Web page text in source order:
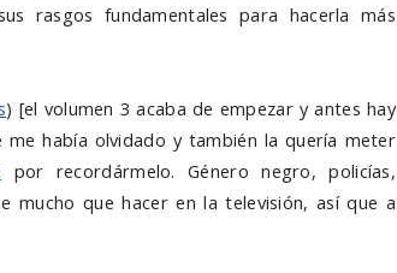
rasgos fundamentales para hacerla más
) [el volumen 3 acaba de empezar y antes hay
me había olvidado y también la quería meter
por recordármelo. Género negro, policías,
mucho que hacer en la televisión, así que a